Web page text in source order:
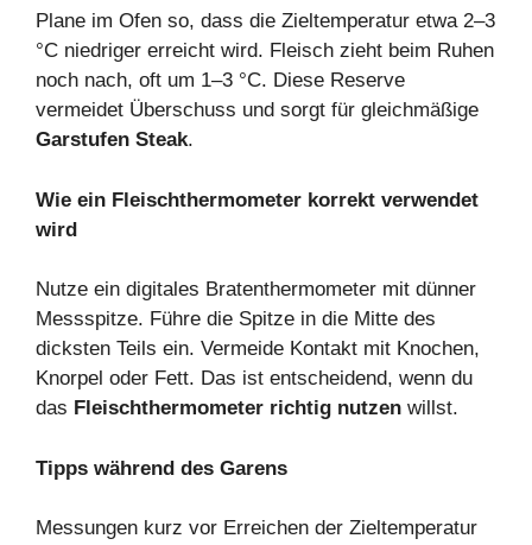
Plane im Ofen so, dass die Zieltemperatur etwa 2–3
°C niedriger erreicht wird. Fleisch zieht beim Ruhen
noch nach, oft um 1–3 °C. Diese Reserve
vermeidet Überschuss und sorgt für gleichmäßige
Garstufen Steak.
Wie ein Fleischthermometer korrekt verwendet
wird
Nutze ein digitales Bratenthermometer mit dünner
Messspitze. Führe die Spitze in die Mitte des
dicksten Teils ein. Vermeide Kontakt mit Knochen,
Knorpel oder Fett. Das ist entscheidend, wenn du
das Fleischthermometer richtig nutzen willst.
Tipps während des Garens
Messungen kurz vor Erreichen der Zieltemperatur